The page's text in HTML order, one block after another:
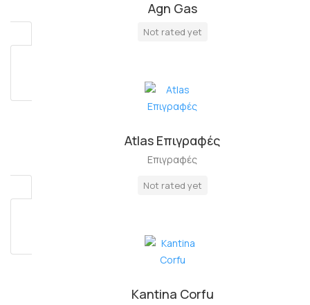
Agn Gas
Not rated yet
Atlas Επιγραφές
Επιγραφές
Not rated yet
Kantina Corfu